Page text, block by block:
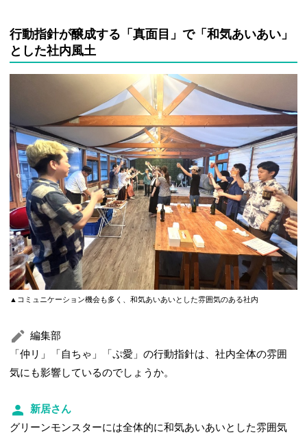
行動指針が醸成する「真面目」で「和気あいあい」
とした社内風土
▲コミュニケーション機会も多く、和気あいあいとした雰囲気のある社内
編集部
「仲リ」「自ちゃ」「ぷ愛」の行動指針は、社内全体の雰囲
気にも影響しているのでしょうか。
新居さん
グリーンモンスターには全体的に和気あいあいとした雰囲気